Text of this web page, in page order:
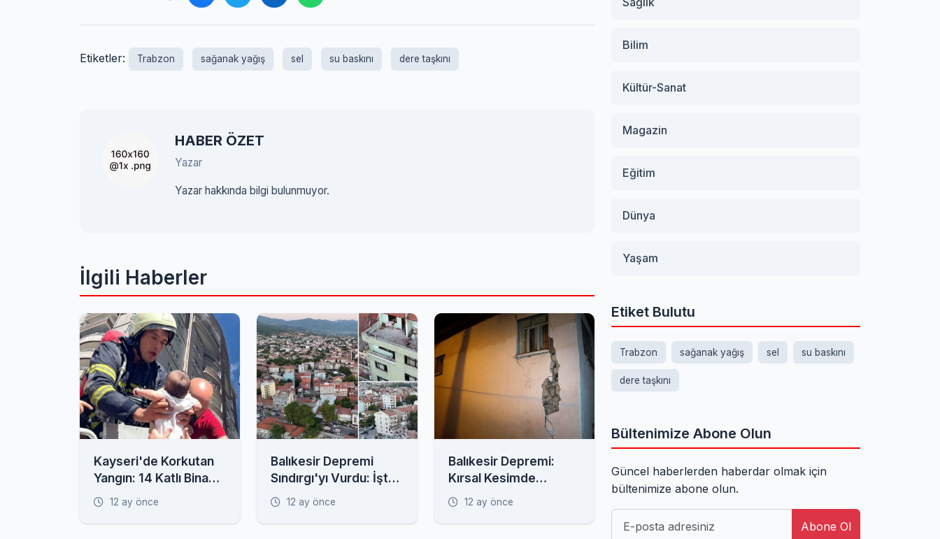
Etiketler: Trabzon sağanak yağış sel su baskını dere taşkını
HABER ÖZET
Yazar
Yazar hakkında bilgi bulunmuyor.
İlgili Haberler
Kayseri'de Korkutan
Yangın: 14 Katlı Bina
Alevlere Teslim,
Mahsur Kalanlar Var!
12 ay önce
Balıkesir Depremi
Sındırgı'yı Vurdu: İşte
Havadan Görüntüler
12 ay önce
Balıkesir Depremi:
Kırsal Kesimde
Evlerde Derin
Çatlaklar Oluştu,
Minare Yıkıldı
12 ay önce
Bilim
Kültür-Sanat
Magazin
Eğitim
Dünya
Yaşam
Etiket Bulutu
Trabzon sağanak yağış sel su baskını
dere taşkını
Bültenimize Abone Olun
Güncel haberlerden haberdar olmak için
bültenimize abone olun.
Abone Ol